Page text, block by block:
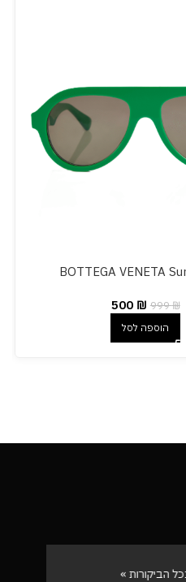
BOTTEGA VENETA
999₪
500 ₪
הוספה לסל
»